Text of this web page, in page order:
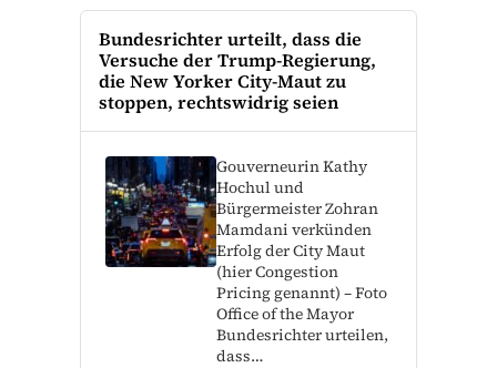
Bundesrichter urteilt, dass die
Versuche der Trump-Regierung,
die New Yorker City-Maut zu
stoppen, rechtswidrig seien
Gouverneurin Kathy
Hochul und
Bürgermeister Zohran
Mamdani verkünden
Erfolg der City Maut
(hier Congestion
Pricing genannt) – Foto
Office of the Mayor
Bundesrichter urteilen,
dass…